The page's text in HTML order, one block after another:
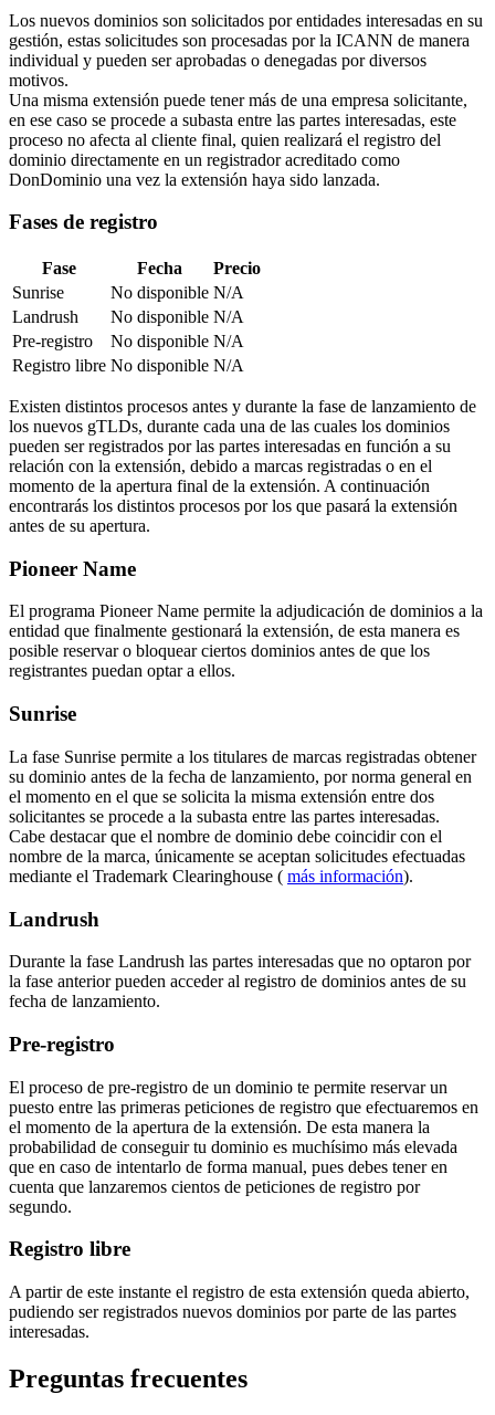
Los nuevos dominios son solicitados por entidades interesadas en su
gestión, estas solicitudes son procesadas por la ICANN de manera
individual y pueden ser aprobadas o denegadas por diversos
motivos.
Una misma extensión puede tener más de una empresa solicitante,
en ese caso se procede a subasta entre las partes interesadas, este
proceso no afecta al cliente final, quien realizará el registro del
dominio directamente en un registrador acreditado como
DonDominio una vez la extensión haya sido lanzada.
Fases de registro
Fase Fecha
Precio
Sunrise
No disponible N/A
Landrush
No disponible N/A
Pre-registro
No disponible N/A
Registro libre No disponible N/A
Existen distintos procesos antes y durante la fase de lanzamiento de
los nuevos gTLDs, durante cada una de las cuales los dominios
pueden ser registrados por las partes interesadas en función a su
relación con la extensión, debido a marcas registradas o en el
momento de la apertura final de la extensión. A continuación
encontrarás los distintos procesos por los que pasará la extensión
antes de su apertura.
Pioneer Name
El programa Pioneer Name permite la adjudicación de dominios a la
entidad que finalmente gestionará la extensión, de esta manera es
posible reservar o bloquear ciertos dominios antes de que los
registrantes puedan optar a ellos.
Sunrise
La fase Sunrise permite a los titulares de marcas registradas obtener
su dominio antes de la fecha de lanzamiento, por norma general en
el momento en el que se solicita la misma extensión entre dos
solicitantes se procede a la subasta entre las partes interesadas.
Cabe destacar que el nombre de dominio debe coincidir con el
nombre de la marca, únicamente se aceptan solicitudes efectuadas
mediante el Trademark Clearinghouse ( más información).
Landrush
Durante la fase Landrush las partes interesadas que no optaron por
la fase anterior pueden acceder al registro de dominios antes de su
fecha de lanzamiento.
Pre-registro
El proceso de pre-registro de un dominio te permite reservar un
puesto entre las primeras peticiones de registro que efectuaremos en
el momento de la apertura de la extensión. De esta manera la
probabilidad de conseguir tu dominio es muchísimo más elevada
que en caso de intentarlo de forma manual, pues debes tener en
cuenta que lanzaremos cientos de peticiones de registro por
segundo.
Registro libre
A partir de este instante el registro de esta extensión queda abierto,
pudiendo ser registrados nuevos dominios por parte de las partes
interesadas.
Preguntas frecuentes